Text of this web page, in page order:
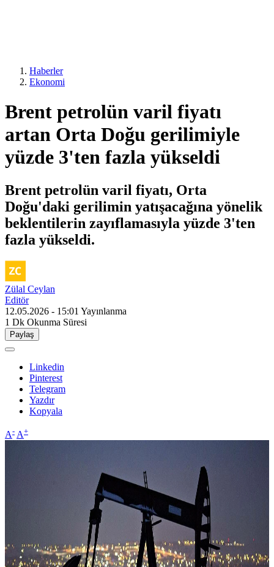
Haberler
Ekonomi
Brent petrolün varil fiyatı
artan Orta Doğu gerilimiyle
yüzde 3'ten fazla yükseldi
Brent petrolün varil fiyatı, Orta
Doğu'daki gerilimin yatışacağına yönelik
beklentilerin zayıflamasıyla yüzde 3'ten
fazla yükseldi.
Zülal Ceylan
Editör
12.05.2026 - 15:01 Yayınlanma
1 Dk Okunma Süresi
Paylaş
Linkedin
Pinterest
Telegram
Yazdır
Kopyala
A- A+